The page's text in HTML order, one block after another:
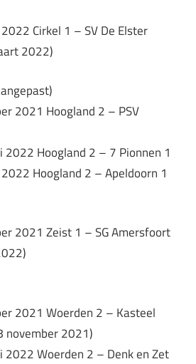
Cirkel 1 – SV De Elster
2022)
2021 Hoogland 2 – PSV
2022 Hoogland 2 – 7 Pionnen 1
Hoogland 2 – Apeldoorn 1
2021 Zeist 1 – SG Amersfoort
2021 Woerden 2 – Kasteel
november 2021)
2022 Woerden 2 – Denk en Zet